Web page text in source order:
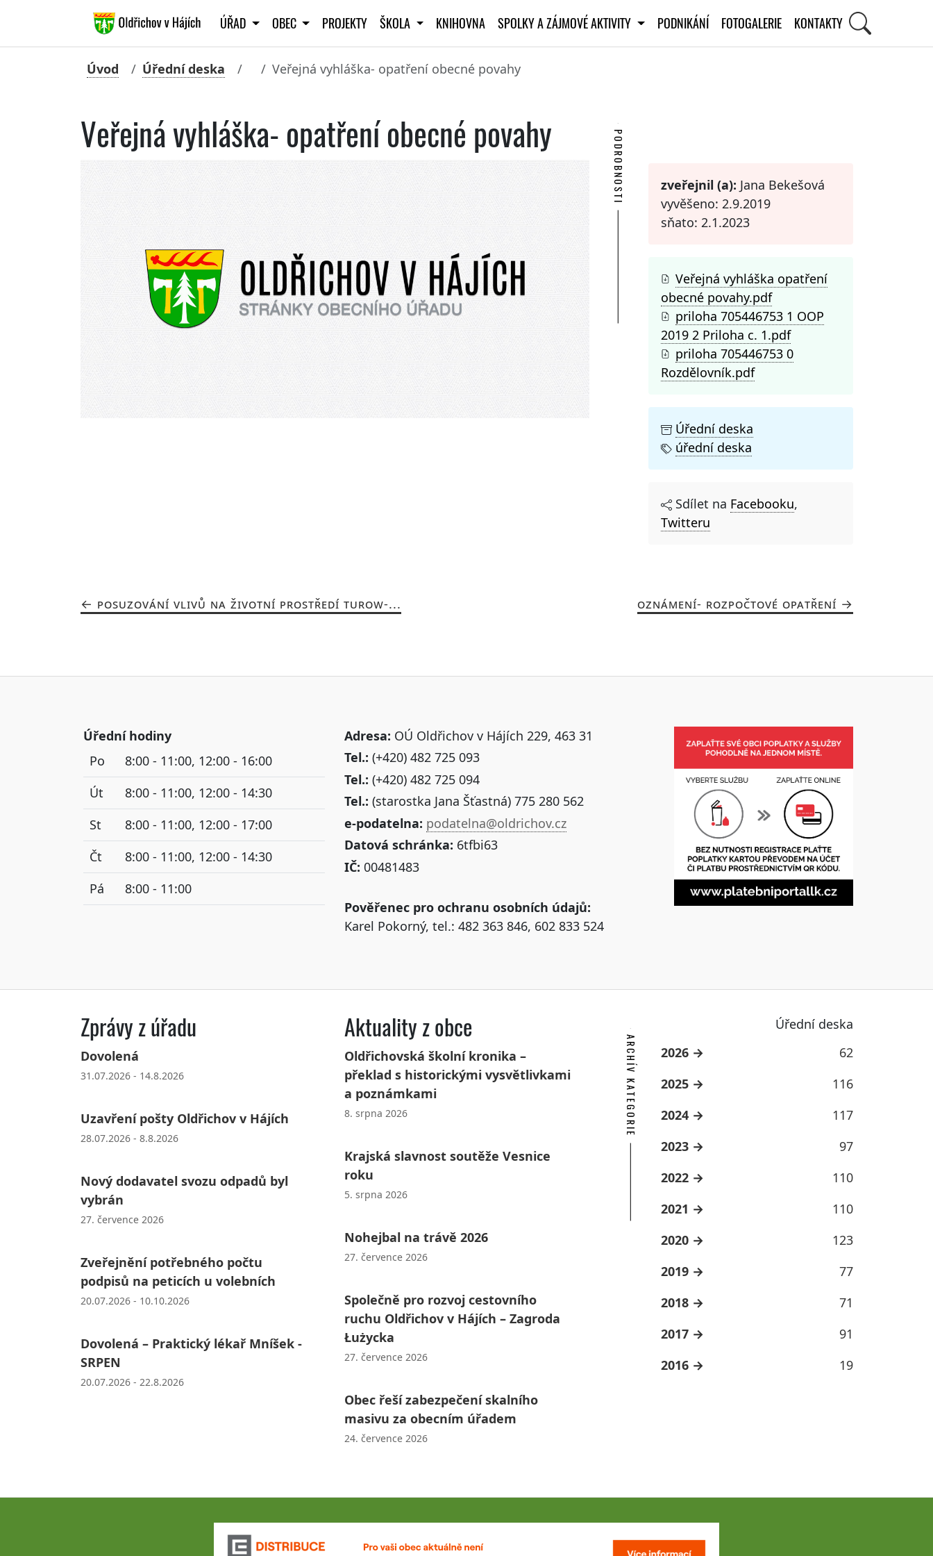
ÚŘAD OBEC PROJEKTY ŠKOLA KNIHOVNA SPOLKY A ZÁJMOVÉ AKTIVITY PODNIKÁNÍ FOTOGALERIE KONTAKTY
Úvod Úřední deska Veřejná vyhláška- opatření obecné povahy
Veřejná vyhláška- opatření obecné povahy PODROBNOSTI zveřejnil (a): Jana Bekešová
vyvěšeno: 2.9.2019
sňato: 2.1.2023
Veřejná vyhláška opatření
obecné povahy.pdf
priloha 705446753 1 OOP
2019 2 Priloha c. 1.pdf
priloha 705446753 0
Rozdělovník.pdf
Úřední deska
úřední deska
Sdílet na Facebooku,
Twitteru
POSUZOVÁNÍ VLIVŮ NA ŽIVOTNÍ PROSTŘEDÍ TUROW-... OZNÁMENÍ- ROZPOČTOVÉ OPATŘENÍ
Úřední hodiny
Po
8:00 - 11:00, 12:00 - 16:00
Út
8:00 - 11:00, 12:00 - 14:30
St
8:00 - 11:00, 12:00 - 17:00
Čt
8:00 - 11:00, 12:00 - 14:30
Pá
8:00 - 11:00
Adresa: OÚ Oldřichov v Hájích 229, 463 31
Tel.: (+420) 482 725 093
Tel.: (+420) 482 725 094
Tel.: (starostka Jana Šťastná) 775 280 562
e-podatelna: podatelna@oldrichov.cz
Datová schránka: 6tfbi63
IČ: 00481483
Pověřenec pro ochranu osobních údajů:
Karel Pokorný, tel.: 482 363 846, 602 833 524
Zprávy z úřadu
Dovolená
31.07.2026 - 14.8.2026
Uzavření pošty Oldřichov v Hájích
28.07.2026 - 8.8.2026
Nový dodavatel svozu odpadů byl
vybrán
27. července 2026
Zveřejnění potřebného počtu
podpisů na peticích u volebních
20.07.2026 - 10.10.2026
Dovolená – Praktický lékař Mníšek -
SRPEN
20.07.2026 - 22.8.2026
Aktuality z obce
Oldřichovská školní kronika –
překlad s historickými vysvětlivkami
a poznámkami
8. srpna 2026
Krajská slavnost soutěže Vesnice
roku
5. srpna 2026
Nohejbal na trávě 2026
27. července 2026
Společně pro rozvoj cestovního
ruchu Oldřichov v Hájích – Zagroda
Łużycka
27. července 2026
Obec řeší zabezpečení skalního
masivu za obecním úřadem
24. července 2026
Úřední deska
ARCHÍV KATEGORIE 2026
62
2025
116
2024
117
2023
97
2022
110
2021
110
2020
123
2019
77
2018
71
2017
91
2016
19